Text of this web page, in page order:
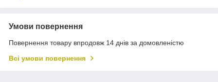
Умови повернення
Повернення товару впродовж 14 днів за домовленістю
Всі умови повернення